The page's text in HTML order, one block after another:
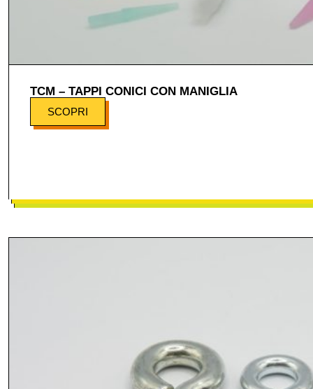
TCM – TAPPI CONICI CON MANIGLIA
SCOPRI